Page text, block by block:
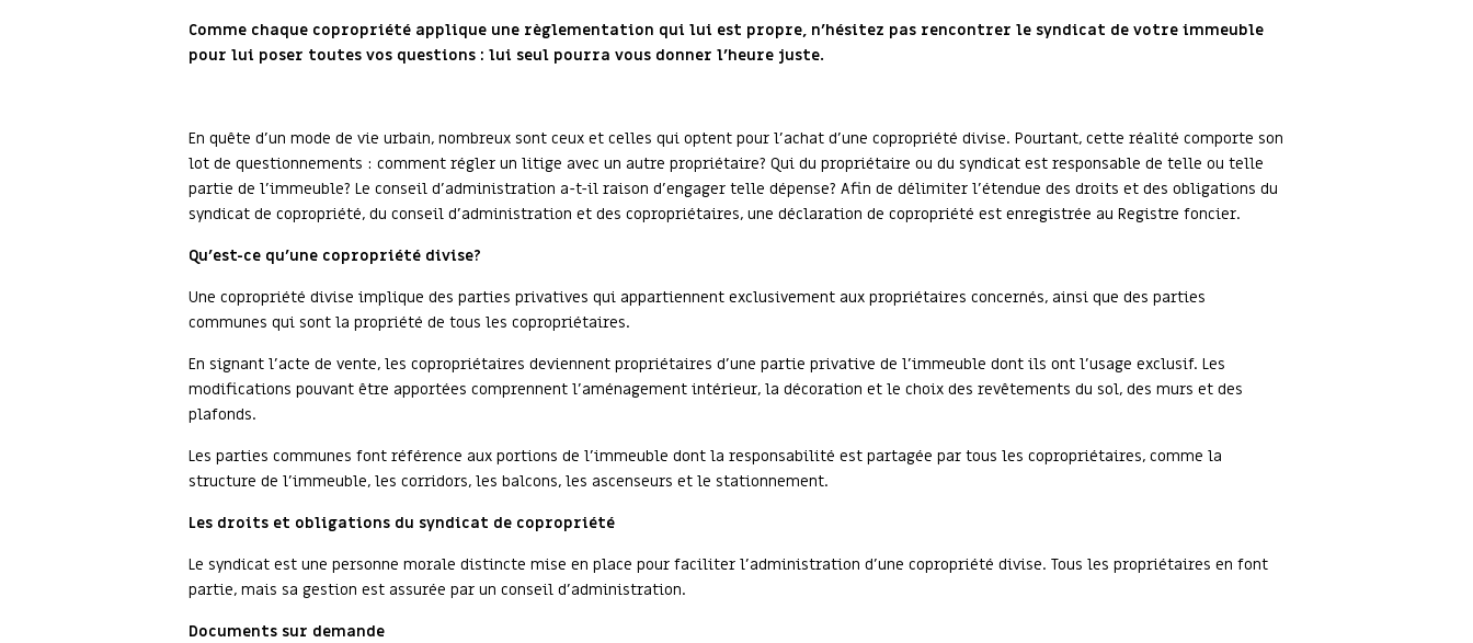
Comme chaque copropriété applique une règlementation qui lui est propre, n’hésitez pas rencontrer le syndicat de votre immeuble
pour lui poser toutes vos questions : lui seul pourra vous donner l’heure juste.
En quête d’un mode de vie urbain, nombreux sont ceux et celles qui optent pour l’achat d’une copropriété divise. Pourtant, cette réalité comporte son
lot de questionnements : comment régler un litige avec un autre propriétaire? Qui du propriétaire ou du syndicat est responsable de telle ou telle
partie de l’immeuble? Le conseil d’administration a-t-il raison d’engager telle dépense? Afin de délimiter l’étendue des droits et des obligations du
syndicat de copropriété, du conseil d’administration et des copropriétaires, une déclaration de copropriété est enregistrée au Registre foncier.
Qu’est-ce qu’une copropriété divise?
Une copropriété divise implique des parties privatives qui appartiennent exclusivement aux propriétaires concernés, ainsi que des parties
communes qui sont la propriété de tous les copropriétaires.
En signant l’acte de vente, les copropriétaires deviennent propriétaires d’une partie privative de l’immeuble dont ils ont l’usage exclusif. Les
modifications pouvant être apportées comprennent l’aménagement intérieur, la décoration et le choix des revêtements du sol, des murs et des
plafonds.
Les parties communes font référence aux portions de l’immeuble dont la responsabilité est partagée par tous les copropriétaires, comme la
structure de l’immeuble, les corridors, les balcons, les ascenseurs et le stationnement.
Les droits et obligations du syndicat de copropriété
Le syndicat est une personne morale distincte mise en place pour faciliter l’administration d’une copropriété divise. Tous les propriétaires en font
partie, mais sa gestion est assurée par un conseil d’administration.
Documents sur demande